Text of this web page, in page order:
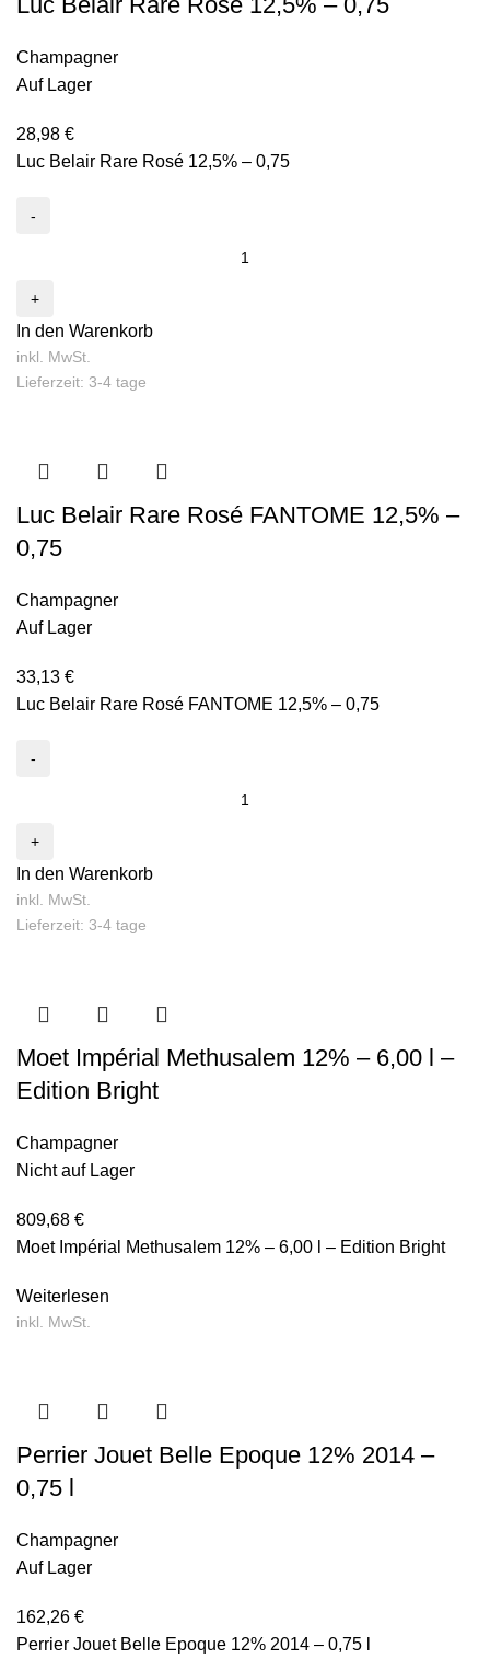
Champagner
Auf Lager
28,98 €
Luc Belair Rare Rosé 12,5% – 0,75
In den Warenkorb
inkl. MwSt.
Lieferzeit: 3-4 tage
Luc Belair Rare Rosé FANTOME 12,5% –
0,75
Champagner
Auf Lager
33,13 €
Luc Belair Rare Rosé FANTOME 12,5% – 0,75
In den Warenkorb
inkl. MwSt.
Lieferzeit: 3-4 tage
Moet Impérial Methusalem 12% – 6,00 l –
Edition Bright
Champagner
Nicht auf Lager
809,68 €
Moet Impérial Methusalem 12% – 6,00 l – Edition Bright
Weiterlesen
inkl. MwSt.
Perrier Jouet Belle Epoque 12% 2014 –
0,75 l
Champagner
Auf Lager
162,26 €
Perrier Jouet Belle Epoque 12% 2014 – 0,75 l